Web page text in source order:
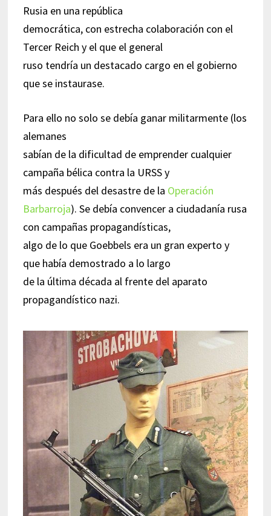
Rusia en una república
democrática, con estrecha colaboración con el
Tercer Reich y el que el general
ruso tendría un destacado cargo en el gobierno
que se instaurase.
Para ello no solo se debía ganar militarmente (los
alemanes
sabían de la dificultad de emprender cualquier
campaña bélica contra la URSS y
más después del desastre de la Operación
Barbarroja). Se debía convencer a ciudadanía rusa
con campañas propagandísticas,
algo de lo que Goebbels era un gran experto y
que había demostrado a lo largo
de la última década al frente del aparato
propagandístico nazi.